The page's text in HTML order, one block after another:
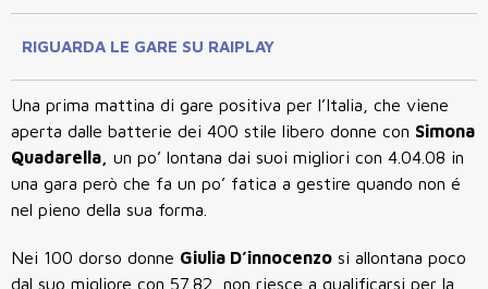
RIGUARDA LE GARE SU RAIPLAY
Una prima mattina di gare positiva per l’Italia, che viene
aperta dalle batterie dei 400 stile libero donne con Simona
Quadarella,
un po’ lontana dai suoi migliori con 4.04.08 in
una gara però che fa un po’ fatica a gestire quando non é
nel pieno della sua forma.
Nei 100 dorso donne Giulia D’innocenzo si allontana poco
dal suo migliore con 57.82, non riesce a qualificarsi per la